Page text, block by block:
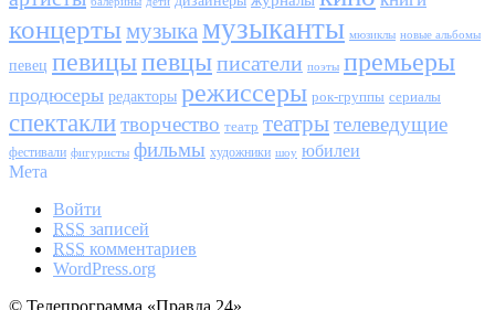
концерты музыкамузыканты мюзиклы новые альбомы
певец певицыпевцыписатели поэты премьеры
продюсеры редакторы режиссеры рок-группы сериалы
спектаклитворчество театр театрытелеведущие
фестивали фигуристы фильмы художники шоу юбилеи
Мета
Войти
RSS записей
RSS комментариев
WordPress.org